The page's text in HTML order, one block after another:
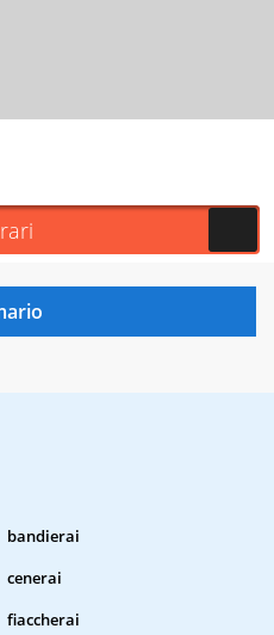
bandierai
cenerai
fiaccherai